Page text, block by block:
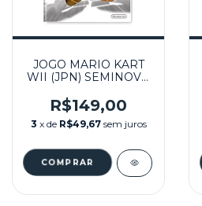
JOGO MARIO KART
WII (JPN) SEMINOVO
R$149,00
3 x de R$49,67 sem juros